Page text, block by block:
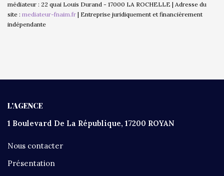
médiateur : 22 quai Louis Durand - 17000 LA ROCHELLE | Adresse du
site : mediateur-fnaim.fr | Entreprise juridiquement et financièrement
indépendante
L'AGENCE
1 Boulevard De La République, 17200 ROYAN
Nous contacter
Présentation